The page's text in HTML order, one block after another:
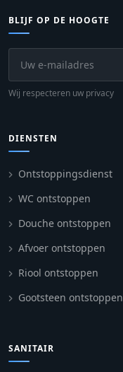
BLIJF OP DE HOOGTE
Wij respecteren uw privacy
DIENSTEN
Ontstoppingsdienst
WC ontstoppen
Douche ontstoppen
Afvoer ontstoppen
Riool ontstoppen
Gootsteen ontstoppen
SANITAIR